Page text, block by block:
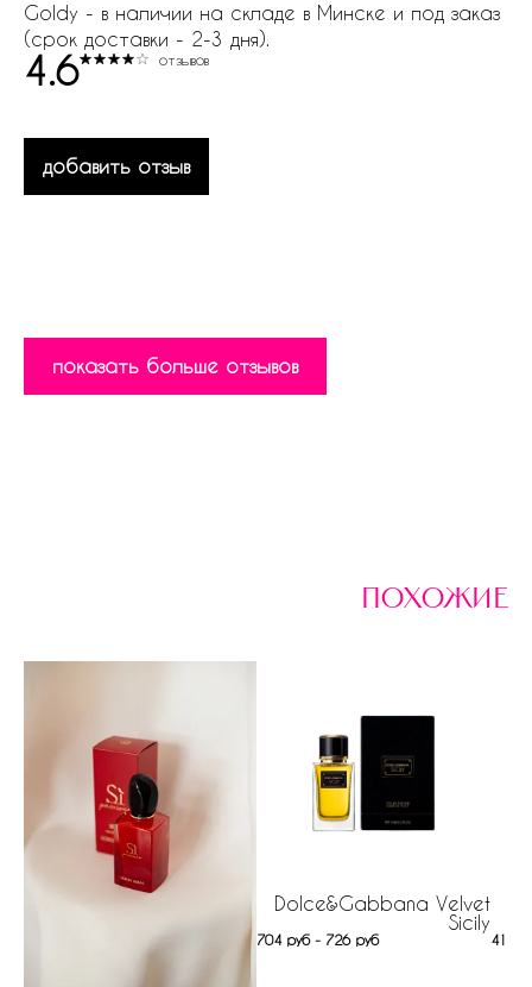
Goldy - в наличии на складе в Минске и под заказ
(срок доставки - 2-3 дня).
4.6 отзывов
добавить отзыв
показать больше отзывов
похожие
Dolce&Gabbana Velvet
Sicily
704 руб - 726 руб 41